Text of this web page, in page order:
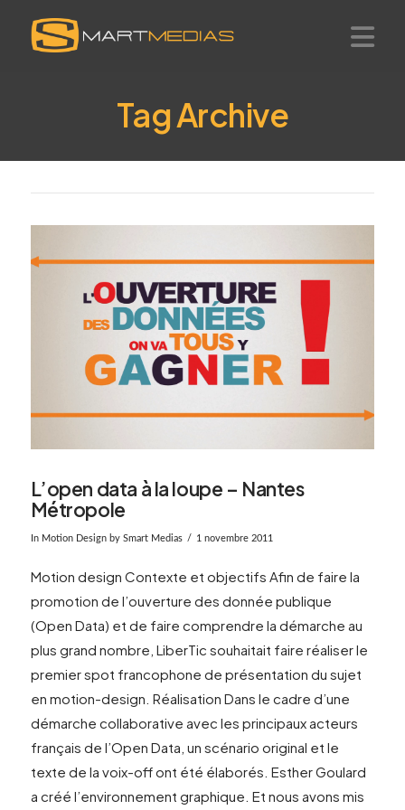
Smartmedias
Tag Archive
L’open data à la loupe – Nantes
Métropole
In Motion Designby Smart Medias 1 novembre 2011
Motion design Contexte et objectifs Afin de faire la
promotion de l’ouverture des donnée publique
(Open Data) et de faire comprendre la démarche au
plus grand nombre, LiberTic souhaitait faire réaliser le
premier spot francophone de présentation du sujet
en motion-design. Réalisation Dans le cadre d’une
démarche collaborative avec les principaux acteurs
français de l’Open Data, un scénario original et le
texte de la voix-off ont été élaborés. Esther Goulard
a créé l’environnement graphique. Et nous avons mis